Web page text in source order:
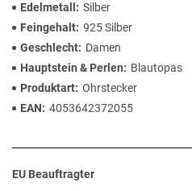
Edelmetall
Silber
Feingehalt 925 Silber
Geschlecht
Damen
Hauptstein & Perlen
Blautopas
Produktart Ohrstecker
EAN
4053642372055
EU Beauftragter